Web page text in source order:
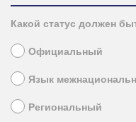
Какой статус должен
Официальный
Язык
Региональный